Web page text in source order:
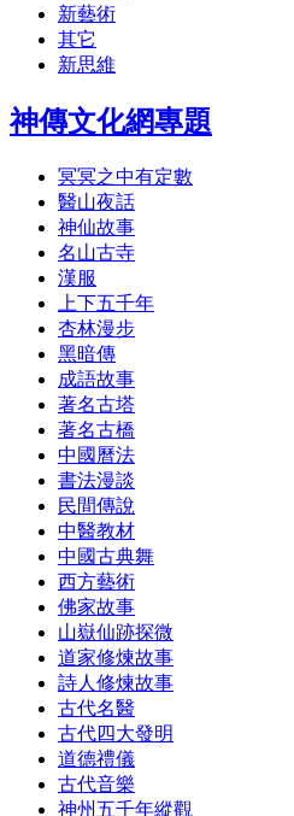
新藝術
其它
新思維
神傳文化網專題
冥冥之中有定數
醫山夜話
神仙故事
名山古寺
漢服
上下五千年
杏林漫步
黑暗傳
成語故事
著名古塔
著名古橋
中國曆法
書法漫談
民間傳說
中醫教材
中國古典舞
西方藝術
佛家故事
山嶽仙跡探微
道家修煉故事
詩人修煉故事
古代名醫
古代四大發明
道德禮儀
古代音樂
神州五千年縱觀